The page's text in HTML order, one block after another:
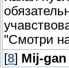
"Смотри
[8] Mij-gan